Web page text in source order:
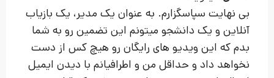
بی نهایت سپاسگزارم. به عنوان یک مدیر، یک بازیاب
آنلاین و یک دانشجو میتونم این تضمین رو به شما
بدم که این ویدیو های رایگان رو هیچ کس از دست
نخواهد داد و حداقل من و اطرافیانم با دیدن ایمیل